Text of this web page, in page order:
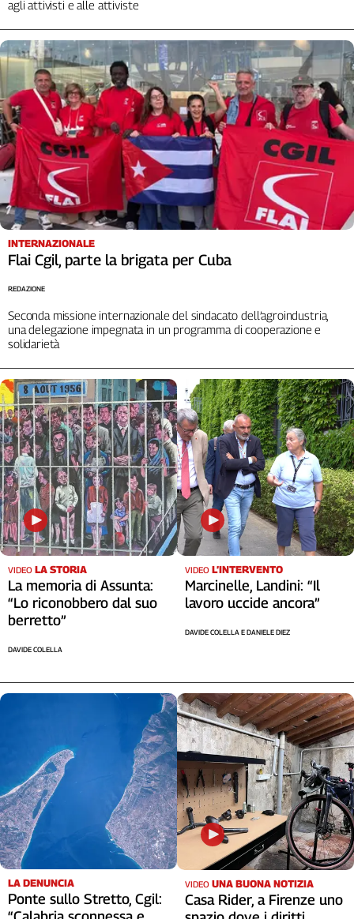
Liguria
Marche
Piemonte
Puglia
Sardegna
Sicilia
Toscana
Trentino
Umbria
Valle
D'Aosta
Veneto
Storico
2014
Cerca
Contatti
La
redazione
Newsletter
Social
agli attivisti e alle attiviste
INTERNAZIONALE
Flai Cgil, parte la brigata per Cuba
Seconda missione internazionale del sindacato dell’agroindustria,
una delegazione impegnata in un programma di cooperazione e
solidarietà
REDAZIONE
VIDEO LA STORIA
La memoria di Assunta:
“Lo riconobbero dal suo
berretto”
DAVIDE COLELLA
VIDEO L’INTERVENTO
Marcinelle, Landini: “Il
lavoro uccide ancora”
DAVIDE COLELLA E DANIELE DIEZ
LA DENUNCIA
Ponte sullo Stretto, Cgil:
VIDEO UNA BUONA NOTIZIA
Casa Rider, a Firenze uno